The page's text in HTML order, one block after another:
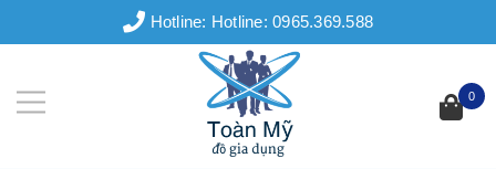
Hotline: Hotline: 0965.369.588
0